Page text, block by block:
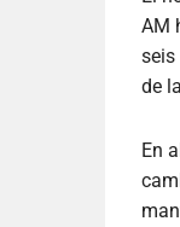
AM
seis
de
En